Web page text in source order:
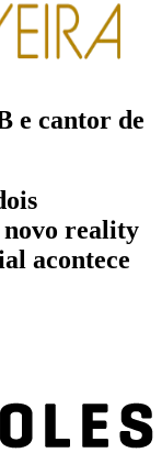
e cantor de
novo reality
acontece